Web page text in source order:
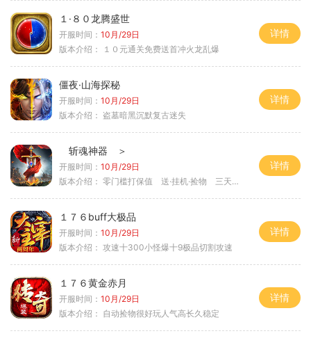
１·８０龙腾盛世
开服时间： 10月/29日
版本介绍：
１０元通关免费送首冲火龙乱爆
详情
僵夜·山海探秘
开服时间： 10月/29日
版本介绍： 盗墓暗黑沉默复古迷失
详情
斩魂神器 ＞
开服时间： 10月/29日
版本介绍： 零门槛打保值 送·挂机·捡物 三天合区＞
详情
１７６buff大极品
开服时间： 10月/29日
版本介绍： 攻速十300小怪爆十9极品切割攻速
详情
１７６黄金赤月
开服时间： 10月/29日
版本介绍： 自动捡物很好玩人气高长久稳定
详情